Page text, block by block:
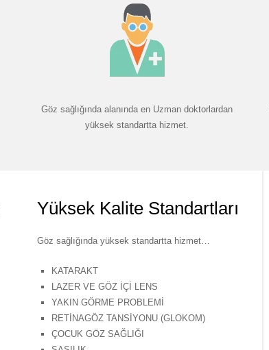
Göz sağlığında alanında en Uzman doktorlardan
yüksek standartta hizmet.
Yüksek Kalite Standartları
Göz sağlığında yüksek standartta hizmet…
KATARAKT
LAZER VE GÖZ İÇİ LENS
YAKIN GÖRME PROBLEMİ
RETİNAGÖZ TANSİYONU (GLOKOM)
ÇOCUK GÖZ SAĞLIĞI